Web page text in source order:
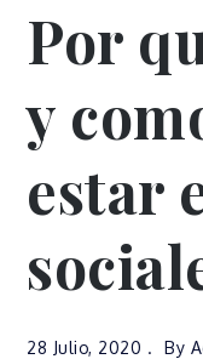
Por
y
estar
28 Julio, 2020 By